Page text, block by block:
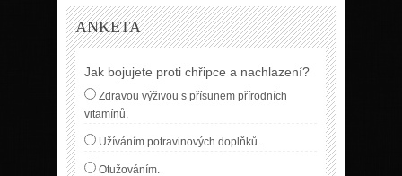
ANKETA
Jak bojujete proti chřipce a nachlazení?
Zdravou výživou s přísunem přírodních
vitamínů.
Užíváním potravinových doplňků..
Otužováním.